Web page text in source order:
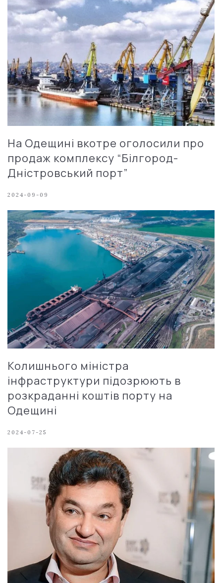
На Одещині вкотре оголосили про
продаж комплексу “Білгород-
Дністровський порт”
2024-09-09
Колишнього міністра
інфраструктури підозрюють в
розкраданні коштів порту на
Одещині
2024-07-25